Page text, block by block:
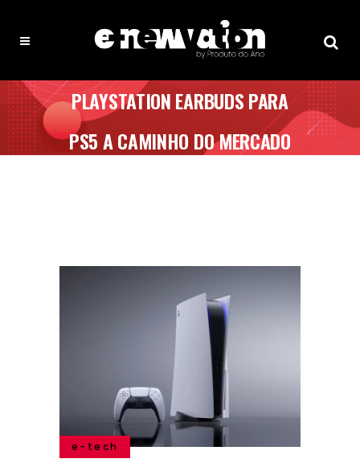
PLAYSTATION EARBUDS PARA
PS5 A CAMINHO DO MERCADO
e-tech